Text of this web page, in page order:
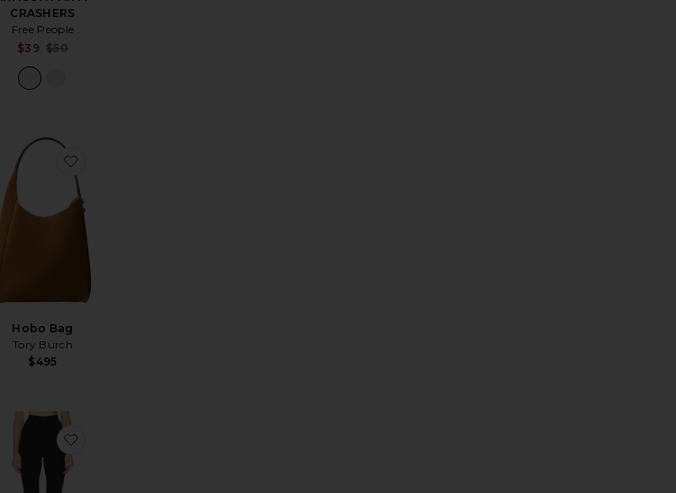
price:
price:
CRASHERS
Free People
$39 $50
price:
Mac
Hobo Bag
Tory Burch
$495
Knit Top